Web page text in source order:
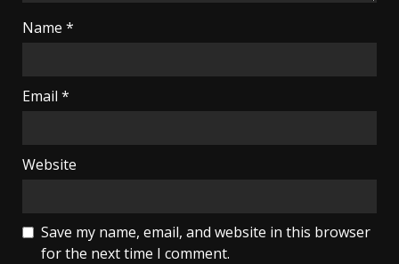
Name *
Email *
Website
Save my name, email, and website in this browser
for the next time I comment.